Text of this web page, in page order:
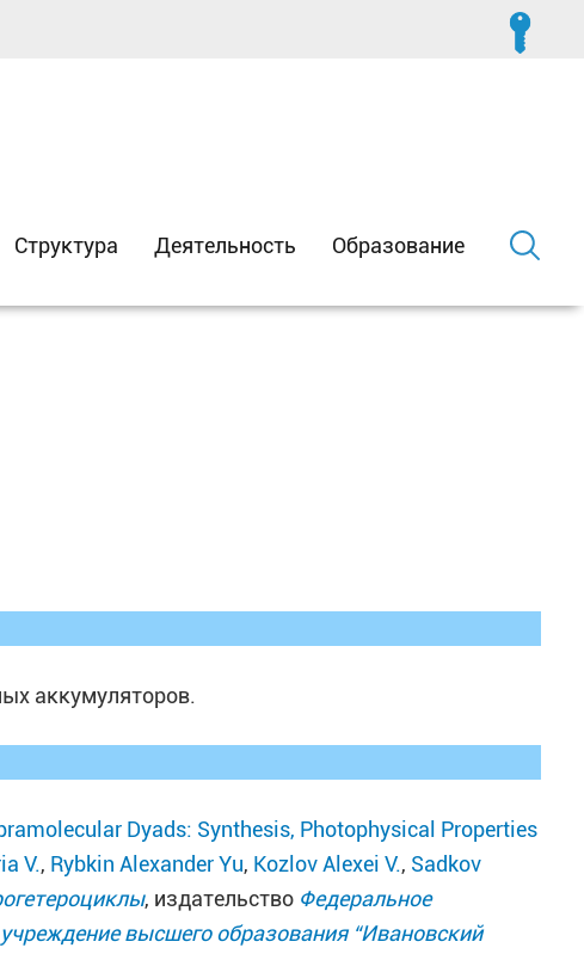
Структура Деятельность Образование
аккумуляторов.
Dyads: Synthesis, Photophysical Properties
V., Rybkin Alexander Yu, Kozlov Alexei V., Sadkov
, издательство Федеральное
высшего образования “Ивановский